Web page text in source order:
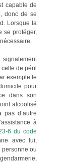
capable de
donc de se
Lorsque la
se protéger,
de péril
exemple le
pour
dans son
alcoolisé
pas d’autre
à
6 du code
avec lui,
personne ou